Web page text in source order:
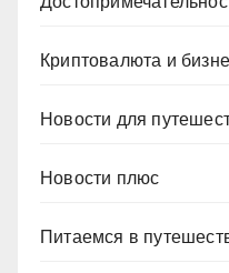
Криптовалюта и
Новости для
Новости плюс
Питаемся в